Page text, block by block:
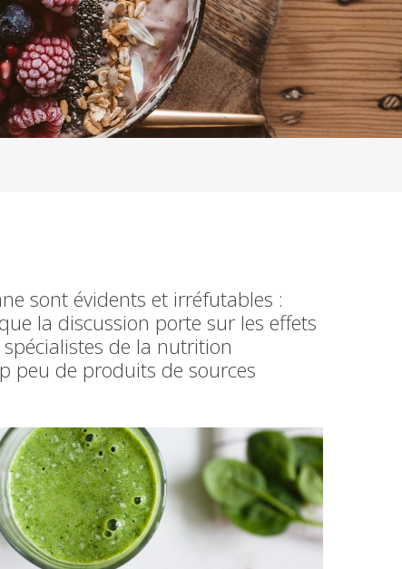
sont évidents et irréfutables :
la discussion porte sur les effets
de la nutrition
peu de produits de sources